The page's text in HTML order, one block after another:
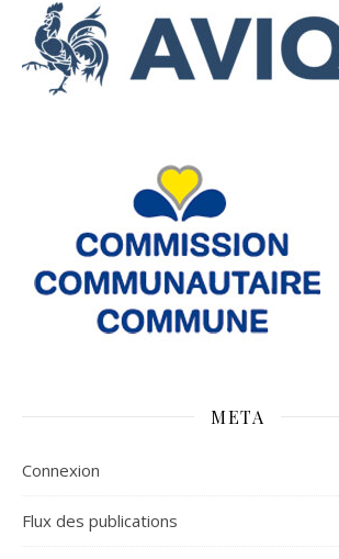
META
Connexion
Flux des publications